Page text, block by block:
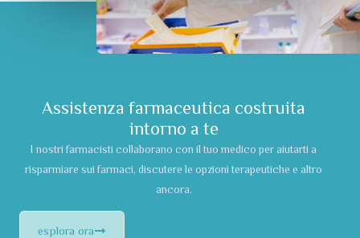
Assistenza farmaceutica costruita
intorno a te
I nostri farmacisti collaborano con il tuo medico per aiutarti a
risparmiare sui farmaci, discutere le opzioni terapeutiche e altro
ancora.
esplora ora